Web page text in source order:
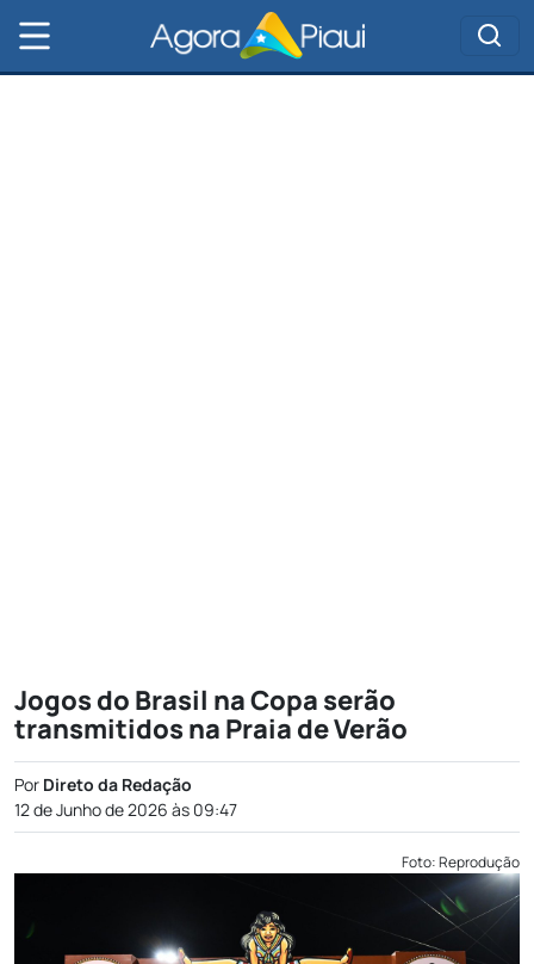
Jogos do Brasil na Copa serão
transmitidos na Praia de Verão
Por Direto da Redação
12 de Junho de 2026 às 09:47
Foto: Reprodução